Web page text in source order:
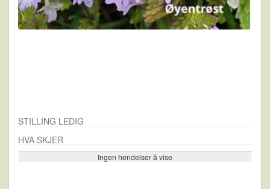
STILLING LEDIG
HVA SKJER
Ingen hendelser å vise
Se flere…